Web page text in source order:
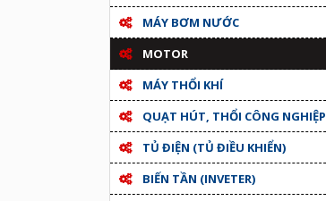
MÁY BƠM NƯỚC
MOTOR
MÁY THỔI KHÍ
QUẠT HÚT, THỔI CÔNG NGHIỆP
TỦ ĐIỆN (TỦ ĐIỀU KHIỂN)
BIẾN TẦN (INVETER)